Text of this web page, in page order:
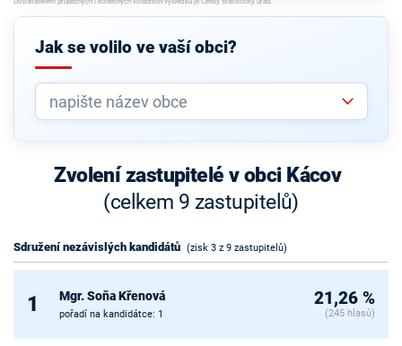
kandidátů
Kácova I
kandidátů
- Sdružení
Kácova II
Jak se volilo ve vaší obci?
Zvolení zastupitelé v obci Kácov
(celkem 9 zastupitelů)
Sdružení nezávislých kandidátů (zisk 3 z 9 zastupitelů)
1 Mgr. Soňa Křenová
pořadí na kandidátce: 1
21,26 %
(245 hlasů)